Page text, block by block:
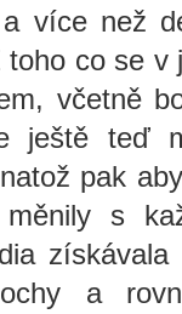
více než
co se
včetně
ještě teď
pak
s
a